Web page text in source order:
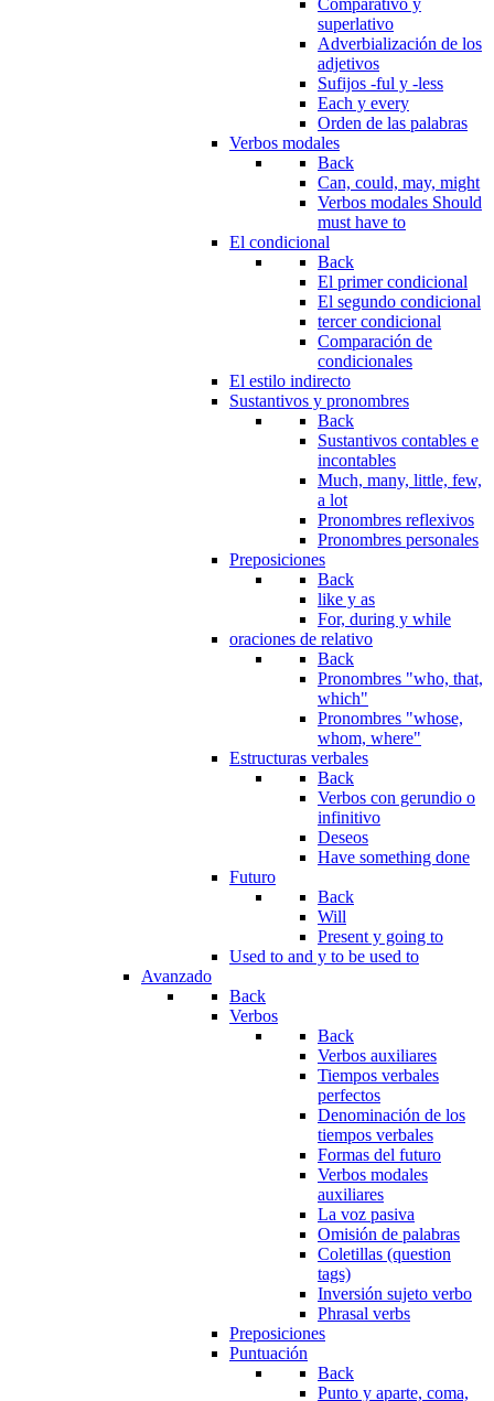
superlativo
Adverbialización de los
adjetivos
Sufijos -ful y -less
Each y every
Orden de las palabras
Verbos modales
Back
Can, could, may, might
Verbos modales Should
must have to
El condicional
Back
El primer condicional
El segundo condicional
tercer condicional
Comparación de
condicionales
El estilo indirecto
Sustantivos y pronombres
Back
Sustantivos contables e
incontables
Much, many, little, few,
a lot
Pronombres reflexivos
Pronombres personales
Preposiciones
Back
like y as
For, during y while
oraciones de relativo
Back
Pronombres "who, that,
which"
Pronombres "whose,
whom, where"
Estructuras verbales
Back
Verbos con gerundio o
infinitivo
Deseos
Have something done
Futuro
Back
Will
Present y going to
Used to and y to be used to
Avanzado
Back
Verbos
Back
Verbos auxiliares
Tiempos verbales
perfectos
Denominación de los
tiempos verbales
Formas del futuro
Verbos modales
auxiliares
La voz pasiva
Omisión de palabras
Coletillas (question
tags)
Inversión sujeto verbo
Phrasal verbs
Preposiciones
Puntuación
Back
Punto y aparte, coma,